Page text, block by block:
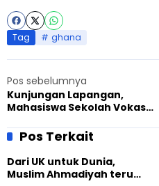
Tag ghana
Pos sebelumnya
Kunjungan Lapangan,
Mahasiswa Sekolah Vokasi
Imaillah dan Ahmadiyah
Pos Terkait
Dari UK untuk Dunia,
Muslim Ahmadiyah terus